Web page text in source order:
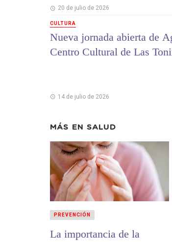
20 de julio de 2026
CULTURA
Nueva jornada abierta de
Centro Cultural de Las
14 de julio de 2026
MÁS EN SALUD
La importancia de la
PREVENCIÓN